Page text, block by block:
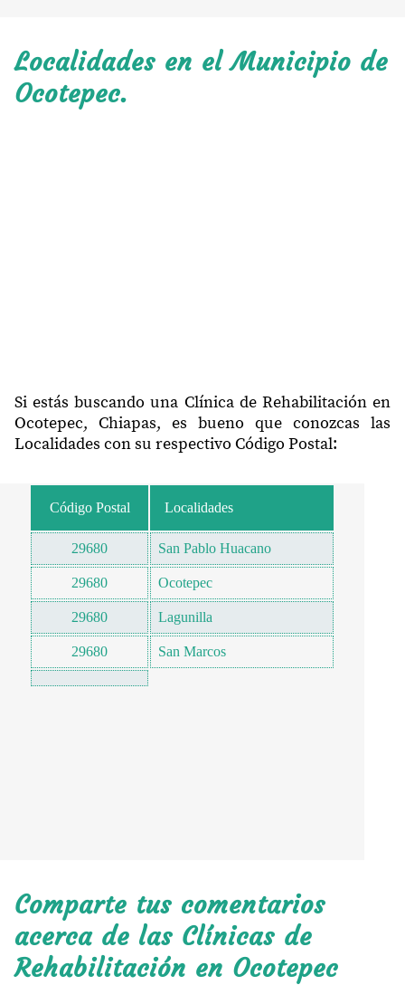
Localidades en el Municipio de
Ocotepec.
Si estás buscando una Clínica de Rehabilitación en
Ocotepec, Chiapas, es bueno que conozcas las
Localidades con su respectivo Código Postal:
Código Postal Localidades
29680 San Pablo Huacano
29680 Ocotepec
29680 Lagunilla
29680 San Marcos
Comparte tus comentarios
acerca de las Clínicas de
Rehabilitación en Ocotepec